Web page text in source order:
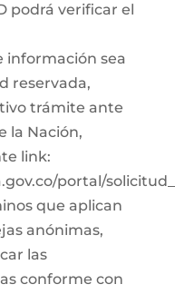
podrá verificar el
información sea
reservada,
trámite ante
la Nación,
link:
portal/
que aplican
anónimas,
las
conforme con